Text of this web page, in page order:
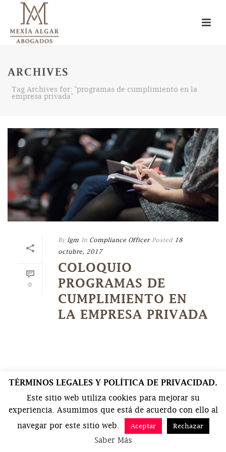
ARCHIVES
Tag Archives for: "programas de cumplimiento en la
empresa privada"
0
By lgm In Compliance Officer Posted 18
octubre, 2017
COLOQUIO
PROGRAMAS DE
CUMPLIMIENTO EN
LA EMPRESA PRIVADA
TÉRMINOS LEGALES Y POLÍTICA DE PRIVACIDAD.
Este sitio web utiliza cookies para mejorar su
experiencia. Asumimos que está de acuerdo con ello al
navegar por este sitio web.
Aceptar Rechazar
Saber Más